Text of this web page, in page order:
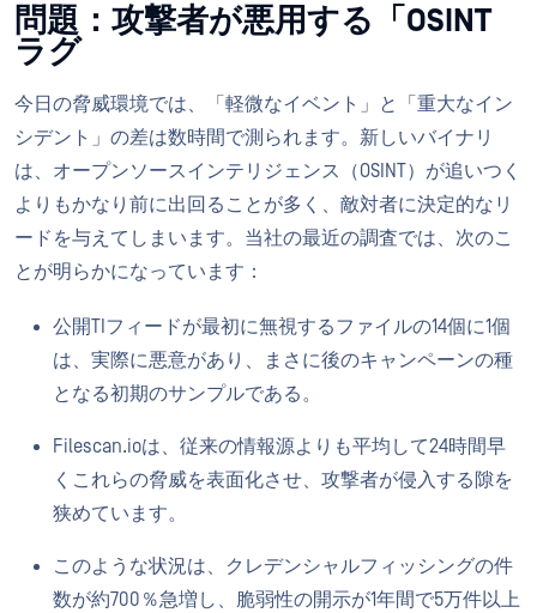
問題：攻撃者が悪用する「OSINT
ラグ
今日の脅威環境では、「軽微なイベント」と「重大なイン
シデント」の差は数時間で測られます。新しいバイナリ
は、オープンソースインテリジェンス（OSINT）が追いつく
よりもかなり前に出回ることが多く、敵対者に決定的なリ
ードを与えてしまいます。当社の最近の調査では、次のこ
とが明らかになっています：
公開TIフィードが最初に無視するファイルの14個に1個
は、実際に悪意があり、まさに後のキャンペーンの種
となる初期のサンプルである。
Filescan.ioは、従来の情報源よりも平均して24時間早
くこれらの脅威を表面化させ、攻撃者が侵入する隙を
狭めています。
このような状況は、クレデンシャルフィッシングの件
数が約700％急増し、脆弱性の開示が1年間で5万件以上